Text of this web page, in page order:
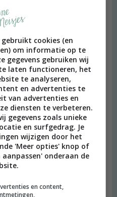
gebruikt cookies (en
om informatie op te
gegevens gebruiken wij
laten functioneren, het
te analyseren,
en advertenties te
van advertenties en
diensten te verbeteren.
gegevens zoals unieke
en surfgedrag. Je
wijzigen door het
'Meer opties' knop of
onderaan de
en content,